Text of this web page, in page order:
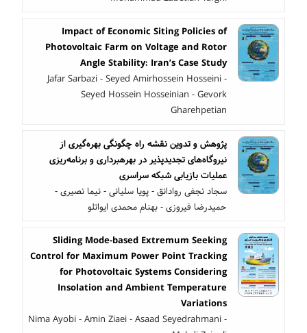
Impact of Economic Siting Policies of
Photovoltaic Farm on Voltage and Rotor
Angle Stability: Iran’s Case Study
Jafar Sarbazi - Seyed Amirhossein Hosseini -
Seyed Hossein Hosseinian - Gevork
Gharehpetian
پژوهش و تدوین نقشه راه چگونگی بهره‌گیری از
نیروگاه‌های تجدیدپذیر در بهره‏برداری و برنامه‌ریزی
عملیات بازیابی شبکه سراسری
سجاد نجفی روادانق - پویا سلیانی - نیما نصیری -
حمیدرضا فیروزی - بهنام محمدی ایواتلو
Sliding Mode-based Extremum Seeking
Control for Maximum Power Point Tracking
for Photovoltaic Systems Considering
Insolation and Ambient Temperature
Variations
Nima Ayobi - Amin Ziaei - Asaad Seyedrahmani -